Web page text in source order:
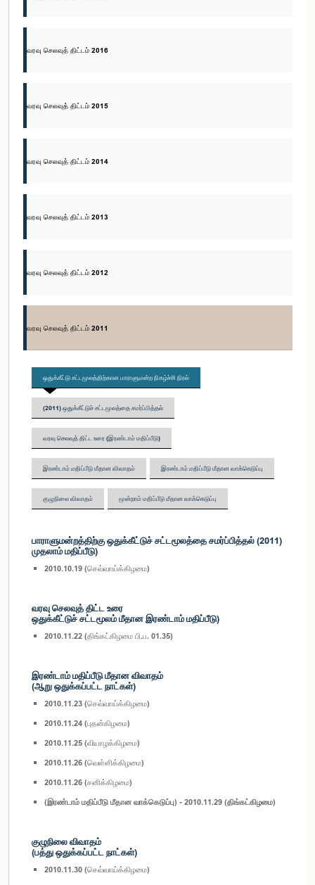
வரவு செலவுத் திட்டம் 2016
வரவு செலவுத் திட்டம் 2015
வரவு செலவுத் திட்டம் 2014
வரவு செலவுத் திட்டம் 2013
வரவு செலவுத் திட்டம் 2012
வரவு செலவுத் திட்டம் 2011
ஒதுக்கீட்டு சட்டமூலத்திற்கான பாராளுமன்ற நிகழ்ச்சி நிரல்
(2011) ஒதுக்கீட்டுச் சட்டமூலத்தை சமர்ப்பித்தல்
வரவு செலவுத் திட்ட உரை (இரண்டாம் மதிப்பீடு)
இரண்டாம் மதிப்பீடு மீதான விவாதம் இரண்டாம் மதிப்பீடு மீதான வாக்கெடுப்பு
குழுநிலை விவாதம் மூன்றாம் மதிப்பீடு மீதான வாக்கெடுப்பு
பாராளுமன்றத்திற்கு ஒதுக்கீட்டுச் சட்டமூலத்தை சமர்ப்பித்தல் (2011)
முதலாம் மதிப்பீடு)
2010.10.19 (செவ்வாய்க்கிழமை)
வரவு செலவுத் திட்ட உரை
ஒதுக்கீட்டுச் சட்டமூலம் மீதான இரண்டாம் மதிப்பீடு)
2010.11.22 (திங்கட்கிழமை பி.ப. 01.35)
இரண்டாம் மதிப்பீடு மீதான விவாதம்
(ஆறு ஒதுக்கப்பட்ட நாட்கள்)
2010.11.23 (செவ்வாய்க்கிழமை)
2010.11.24 (புதன்கிழமை)
2010.11.25 (வியாழக்கிழமை)
2010.11.26 (வெள்ளிக்கிழமை)
2010.11.26 (சனிக்கிழமை)
(இரண்டாம் மதிப்பீடு மீதான வாக்கெடுப்பு) - 2010.11.29 (திங்கட்கிழமை)
குழுநிலை விவாதம்
(பத்து ஒதுக்கப்பட்ட நாட்கள்)
2010.11.30 (செவ்வாய்க்கிழமை)